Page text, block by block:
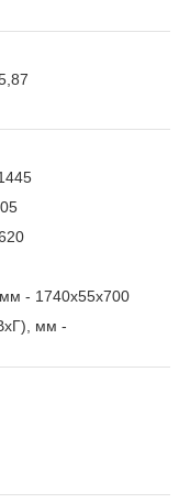
- 1740x55x700
мм -